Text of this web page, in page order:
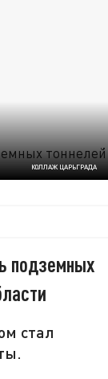
КОЛЛАЖ ЦАРЬГРАДА
подземных
стал